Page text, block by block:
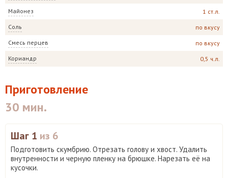
Майонез 1 ст.л.
Соль по вкусу
Смесь перцев по вкусу
Кориандр 0,5 ч.л.
Приготовление
30 мин.
Шаг 1 из 6
Подготовить скумбрию. Отрезать голову и хвост. Удалить
внутренности и черную пленку на брюшке. Нарезать её на
кусочки.